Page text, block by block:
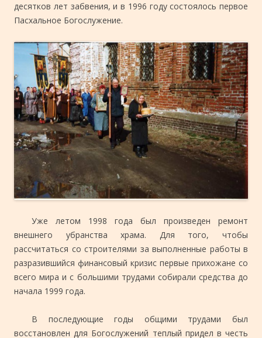
десятков лет забвения, и в 1996 году состоялось первое
Пасхальное Богослужение.
Уже летом 1998 года был произведен ремонт
внешнего убранства храма. Для того, чтобы
рассчитаться со строителями за выполненные работы в
разразившийся финансовый кризис первые прихожане со
всего мира и с большими трудами собирали средства до
начала 1999 года.
В последующие годы общими трудами был
восстановлен для Богослужений теплый придел в честь